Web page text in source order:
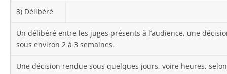
3) Délibéré
Un délibéré entre les juges présents à l’audience, une
sous environ 2 à 3 semaines.
Une décision rendue sous quelques jours, voire heures,